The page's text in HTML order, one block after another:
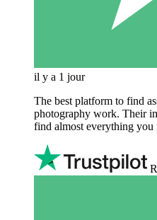
il y a 1 jour
The best platform to find
photography work. Their
find almost everything you